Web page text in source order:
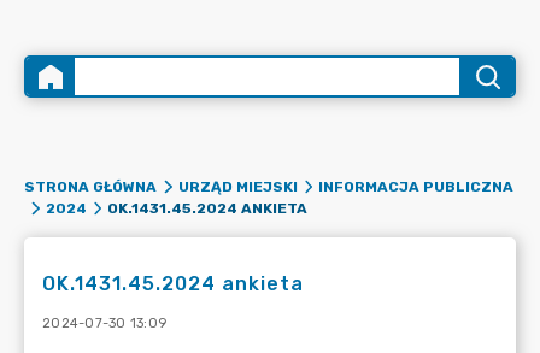
STRONA GŁÓWNA URZĄD MIEJSKI
INFORMACJA PUBLICZNA
2024
OK.1431.45.2024 ANKIETA
OK.1431.45.2024 ankieta
2024-07-30 13:09